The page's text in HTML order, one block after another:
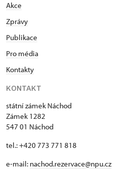
Akce
Zprávy
Publikace
Pro média
Kontakty
KONTAKT
státní zámek Náchod
Zámek 1282
547 01 Náchod
tel.: +420 773 771 818
e-mail: nachod.rezervace@npu.cz